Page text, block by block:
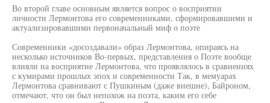
Во второй главе основным является вопрос о восприятии
личности Лермонтова его современниками, сформировавшими и
актуализировавшими первоначальный миф о поэте
Современники «досоздавали» образ Лермонтова, опираясь на
несколько источников Во-первых, представления о Поэте вообще
влияли на восприятие Лермонтова, что проявлялось в сравнениях
с кумирами прошлых эпох и современности Так, в мемуарах
Лермонтова сравнивают с Пушкиным (даже внешне), Байроном,
отмечают, что он был непохож на поэта, каким его себе